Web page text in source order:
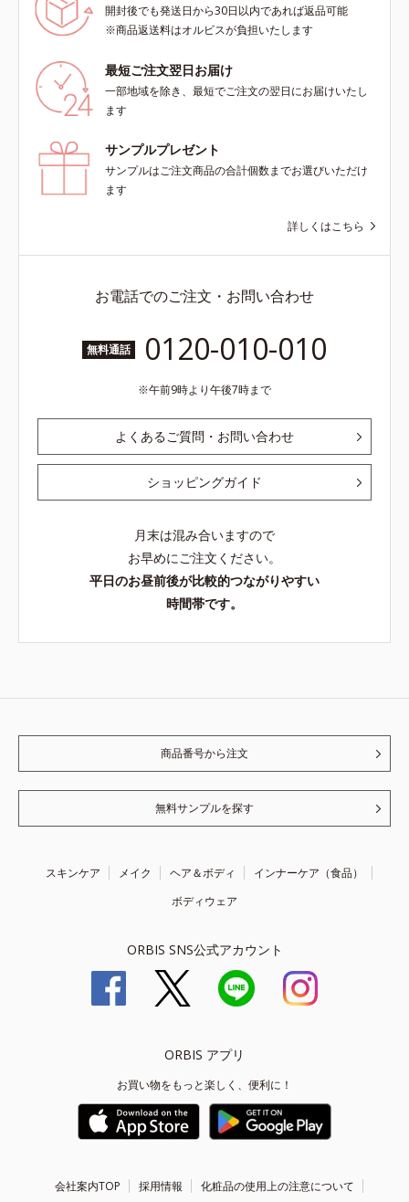
開封後でも発送日から30日以内であれば返品可能
※商品返送料はオルビスが負担いたします
最短ご注文翌日お届け
一部地域を除き、最短でご注文の翌日にお届けいたし
ます
サンプルプレゼント
サンプルはご注文商品の合計個数までお選びいただけ
ます
詳しくはこちら
お電話でのご注文・お問い合わせ
無料通話 0120-010-010
午前9時より午後7時まで
よくあるご質問・お問い合わせ
ショッピングガイド
月末は混み合いますので
お早めにご注文ください。
平日のお昼前後が比較的つながりやすい
時間帯です。
商品番号から注文
無料サンプルを探す
スキンケア メイク ヘア＆ボディ
インナーケア（食品）
ボディウェア
ORBIS SNS公式アカウント
ORBIS アプリ
お買い物をもっと楽しく、便利に！
会社案内TOP 採用情報 化粧品の使用上の注意について